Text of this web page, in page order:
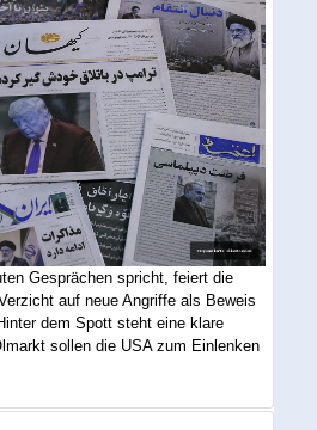
Gesprächen spricht, feiert die
auf neue Angriffe als Beweis
dem Spott steht eine klare
sollen die USA zum Einlenken